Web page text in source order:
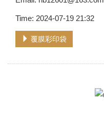
Time: 2024-07-19 21:32
覆膜彩印袋